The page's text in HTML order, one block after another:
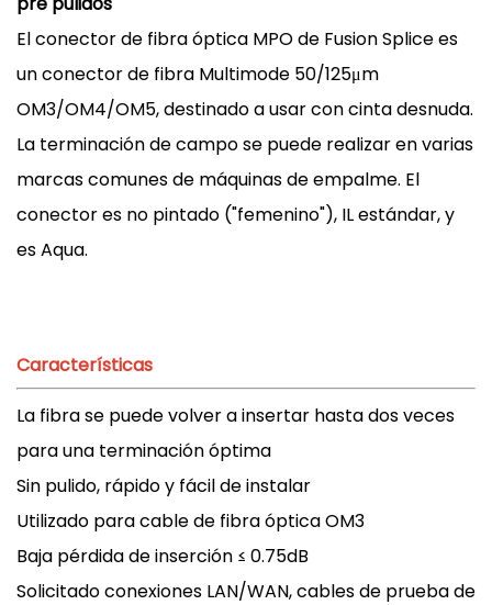
El conector de fibra óptica MPO de Fusion Splice es
un conector de fibra Multimode 50/125μm
OM3/OM4/OM5, destinado a usar con cinta desnuda.
La terminación de campo se puede realizar en varias
marcas comunes de máquinas de empalme. El
conector es no pintado ("femenino"), IL estándar, y
es Aqua.
Características
La fibra se puede volver a insertar hasta dos veces
para una terminación óptima
Sin pulido, rápido y fácil de instalar
Utilizado para cable de fibra óptica OM3
Baja pérdida de inserción ≤ 0.75dB
Solicitado conexiones LAN/WAN, cables de prueba de